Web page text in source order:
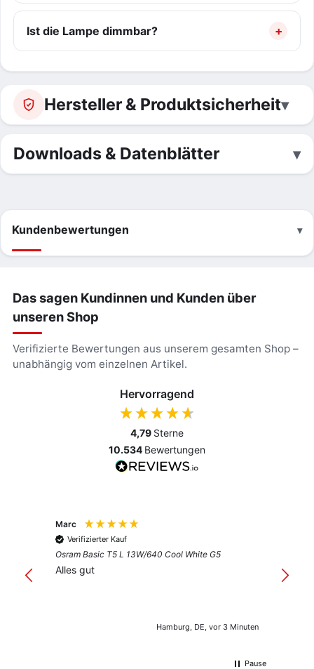
Ist die Lampe dimmbar?
Hersteller & Produktsicherheit
Downloads & Datenblätter
Kundenbewertungen
Das sagen Kundinnen und Kunden über
unseren Shop
Verifizierte Bewertungen aus unserem gesamten Shop –
unabhängig vom einzelnen Artikel.
Hervorragend
4,79 Sterne
10.534 Bewertungen
Marc
Verifizierter Kauf
Osram Basic T5 L 13W/640 Cool White G5
Alles gut
Hamburg, DE, vor 3 Minuten
Pause